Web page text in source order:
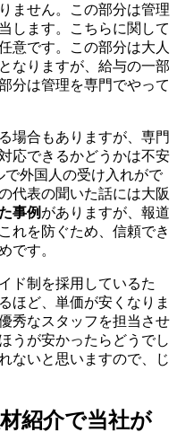
ません。この部分は管理
します。こちらに関して
意です。この部分は大人
なりますが、給与の一部
分は管理を専門でやって
場合もありますが、専門
応できるかどうかは不安
で外国人の受け入れがで
代表の聞いた話には大阪
事例 がありますが、報道
れを防ぐため、信頼でき
です。
ド制を採用しているた
ほど、単価が安くなりま
秀なスタッフを担当させ
うが安かったらどうでし
ないと思いますので、じ
紹介で当社が